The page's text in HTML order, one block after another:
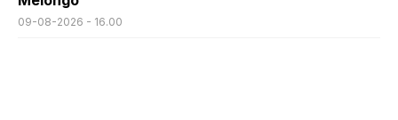
09-08-2026 - 16.00